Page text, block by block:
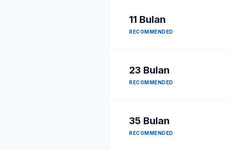
11 Bulan
RECOMMENDED
23 Bulan
RECOMMENDED
35 Bulan
RECOMMENDED